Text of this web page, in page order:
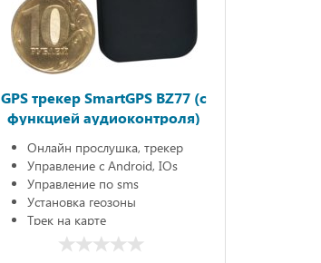
GPS трекер SmartGPS BZ77 (с
функцией аудиоконтроля)
Онлайн прослушка, трекер
Управление с Android, IOs
Управление по sms
Установка геозоны
Трек на карте